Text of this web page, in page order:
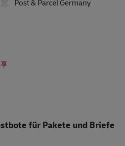
Post & Parcel Germany
für Pakete und Briefe